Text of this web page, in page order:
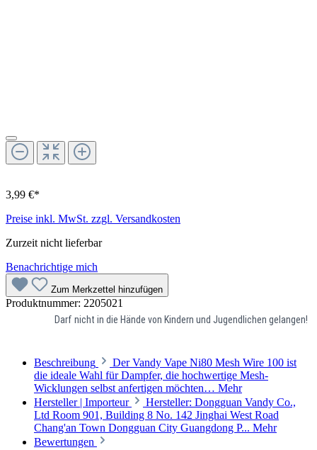
3,99 €*
Preise inkl. MwSt. zzgl. Versandkosten
Zurzeit nicht lieferbar
Benachrichtige mich
Zum Merkzettel hinzufügen
Produktnummer: 2205021
Darf nicht in die Hände von Kindern und Jugendlichen gelangen!
Beschreibung
Der Vandy Vape Ni80 Mesh Wire 100 ist
die ideale Wahl für Dampfer, die hochwertige Mesh-
Wicklungen selbst anfertigen möchten… Mehr
Hersteller | Importeur
Hersteller: Dongguan Vandy Co.,
Ltd Room 901, Building 8 No. 142 Jinghai West Road
Chang'an Town Dongguan City Guangdong P... Mehr
Bewertungen